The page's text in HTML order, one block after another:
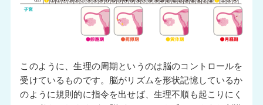
このように、生理の周期というのは脳のコントロールを
受けているものです。脳がリズムを形状記憶しているか
のように規則的に指令を出せば、生理不順も起こりにく